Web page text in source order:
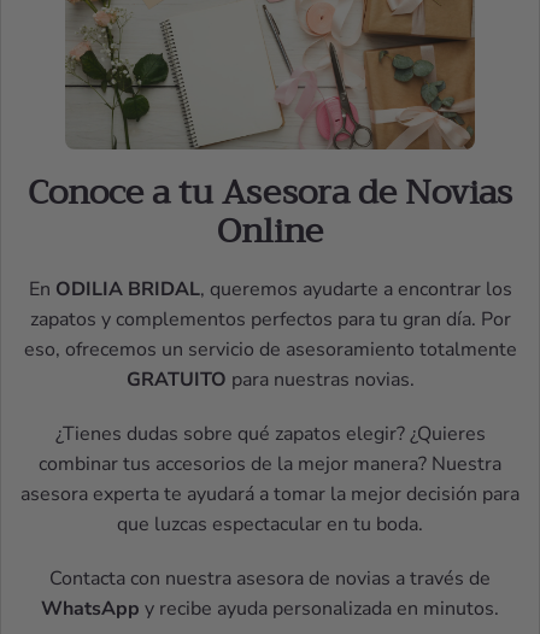
Conoce a tu Asesora de Novias
Online
En ODILIA BRIDAL, queremos ayudarte a encontrar los
zapatos y complementos perfectos para tu gran día. Por
eso, ofrecemos un servicio de asesoramiento totalmente
GRATUITO para nuestras novias.
¿Tienes dudas sobre qué zapatos elegir? ¿Quieres
combinar tus accesorios de la mejor manera? Nuestra
asesora experta te ayudará a tomar la mejor decisión para
que luzcas espectacular en tu boda.
Contacta con nuestra asesora de novias a través de
WhatsApp y recibe ayuda personalizada en minutos.